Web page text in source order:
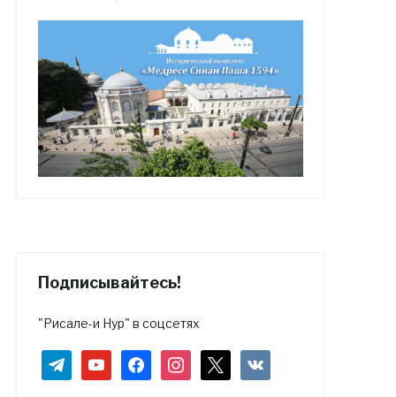
Подписывайтесь!
"Рисале-и Нур" в соцсетях
telegramyoutubefacebookinstagram vkontakte